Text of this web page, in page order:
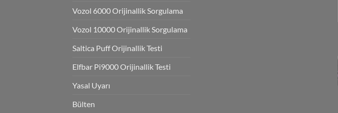
Vozol 6000 Orijinallik Sorgulama
Vozol 10000 Orijinallik Sorgulama
Saltica Puff Orijinallik Testi
Elfbar Pi9000 Orijinallik Testi
Yasal Uyarı
Bülten